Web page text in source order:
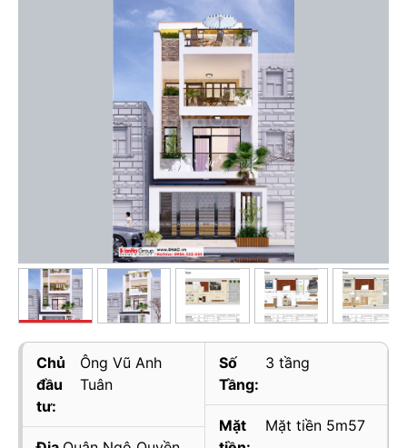
Chủ
đầu
tư:
Ông Vũ Anh
Tuân
Số
Tầng:
3 tầng
Mặt
Mặt tiền 5m57